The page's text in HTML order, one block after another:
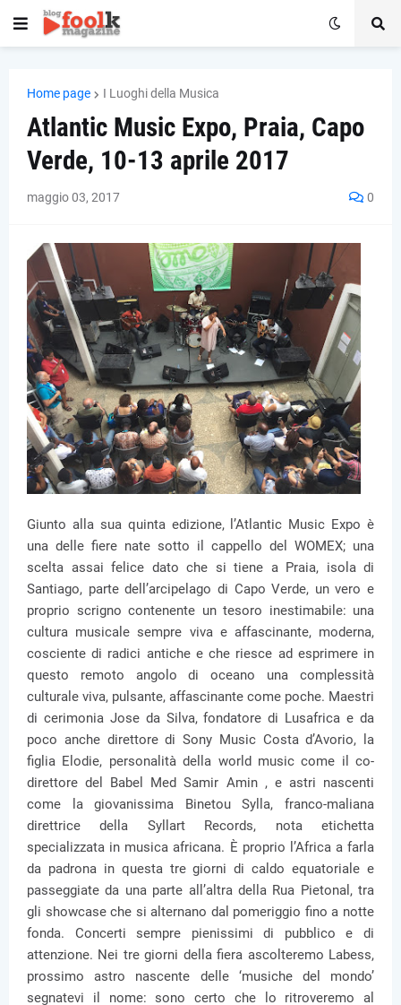
Home page I Luoghi della Musica
Atlantic Music Expo, Praia, Capo
Verde, 10-13 aprile 2017
maggio 03, 2017 0
Giunto alla sua quinta edizione, l’Atlantic Music Expo è
una delle fiere nate sotto il cappello del WOMEX; una
scelta assai felice dato che si tiene a Praia, isola di
Santiago, parte dell’arcipelago di Capo Verde, un vero e
proprio scrigno contenente un tesoro inestimabile: una
cultura musicale sempre viva e affascinante, moderna,
cosciente di radici antiche e che riesce ad esprimere in
questo remoto angolo di oceano una complessità
culturale viva, pulsante, affascinante come poche. Maestri
di cerimonia Jose da Silva, fondatore di Lusafrica e da
poco anche direttore di Sony Music Costa d’Avorio, la
figlia Elodie, personalità della world music come il co-
direttore del Babel Med Samir Amin , e astri nascenti
come la giovanissima Binetou Sylla, franco-maliana
direttrice della Syllart Records, nota etichetta
specializzata in musica africana. È proprio l’Africa a farla
da padrona in questa tre giorni di caldo equatoriale e
passeggiate da una parte all’altra della Rua Pietonal, tra
gli showcase che si alternano dal pomeriggio fino a notte
fonda. Concerti sempre pienissimi di pubblico e di
attenzione. Nei tre giorni della fiera ascolteremo Labess,
prossimo astro nascente delle ‘musiche del mondo’
segnatevi il nome: sono certo che lo ritroveremo al